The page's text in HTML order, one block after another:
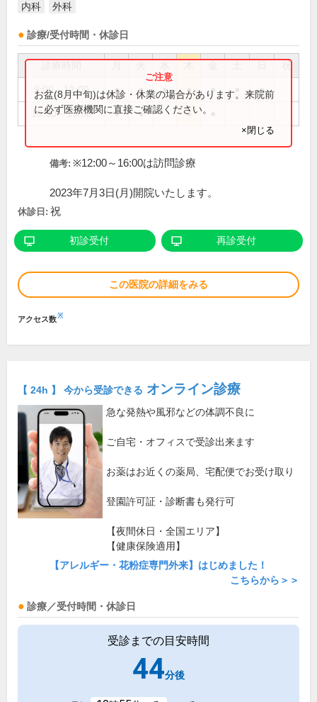
内科 外科
診療/受付時間・休診日
祝
9:00～12:00 ● ● ● ● ● ●
16:00～19:00 ● ● ●
お盆(8月中旬)は休診・休業の場合があります。来院前
に必ず医療機関に直接ご確認ください。
×閉じる
備考: ※12:00～16:00は訪問診療
2023年7月3日(月)開院いたします。
休診日: 祝
初診受付 再診受付
この医院の詳細をみる
アクセス数※
【 24h 】 今から受診できる オンライン診療
急な発熱や風邪などの体調不良に
ご自宅・オフィスで受診出来ます
お薬はお近くの薬局、宅配便でお受け取り
登園許可証・診断書も発行可
【夜間休日・全国エリア】
【健康保険適用】
【アレルギー・花粉症専門外来】はじめました！
こちらから＞＞
診療／受付時間・休診日
受診までの目安時間
44分後